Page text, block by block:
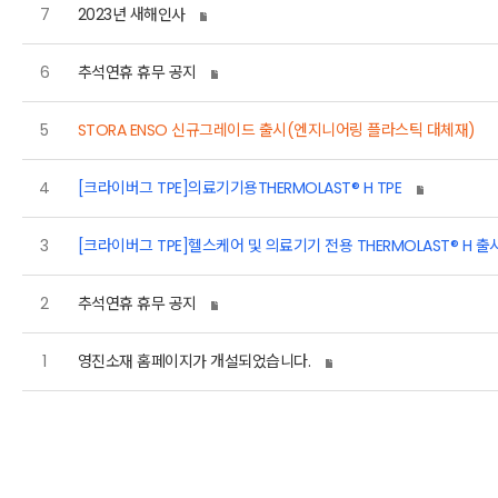
7 2023년 새해인사
6 추석연휴 휴무 공지
5 STORA ENSO 신규그레이드 출시(엔지니어링 플라스틱 대체재)
4 [크라이버그 TPE]의료기기용THERMOLAST® H TPE
3 [크라이버그 TPE]헬스케어 및 의료기기 전용
2 추석연휴 휴무 공지
1 영진소재 홈페이지가 개설되었습니다.